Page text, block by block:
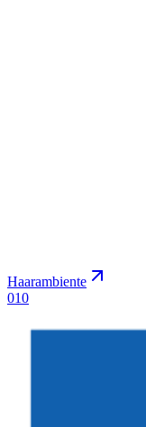
Haarambiente
010